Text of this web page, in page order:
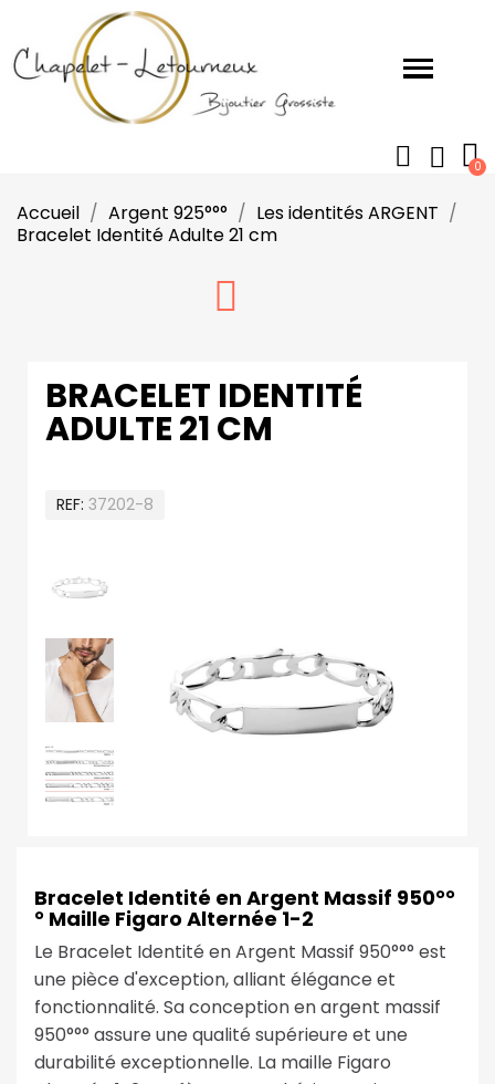
Accueil Argent 925°°°
Les identités ARGENT
Bracelet Identité Adulte 21 cm
BRACELET IDENTITÉ
ADULTE 21 CM
REF 37202-8
Bracelet Identité en Argent Massif 950°°
° Maille Figaro Alternée 1-2
Le Bracelet Identité en Argent Massif 950°°° est
une pièce d'exception, alliant élégance et
fonctionnalité. Sa conception en argent massif
950°°° assure une qualité supérieure et une
durabilité exceptionnelle. La maille Figaro